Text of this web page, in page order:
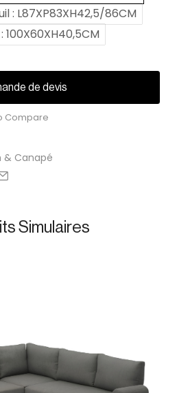
: L87XP83XH42,5/86CM
100X60XH40,5CM
de devis
Compare
& Canapé
Simulaires